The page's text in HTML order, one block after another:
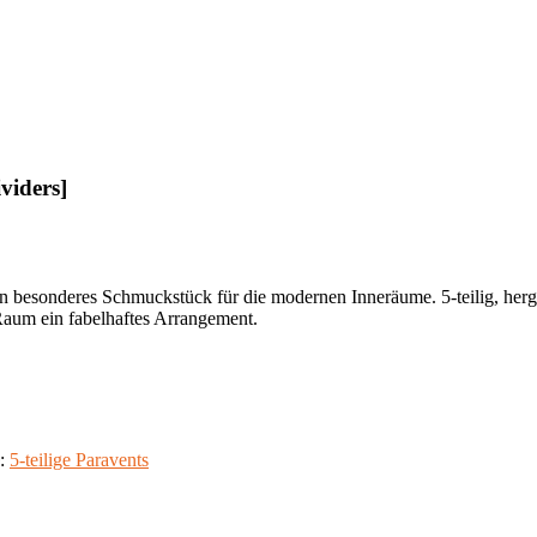
Schmuckstück für die modernen Inneräume. 5-teilig,
ein fabelhaftes Arrangement.
5-teilige Paravents